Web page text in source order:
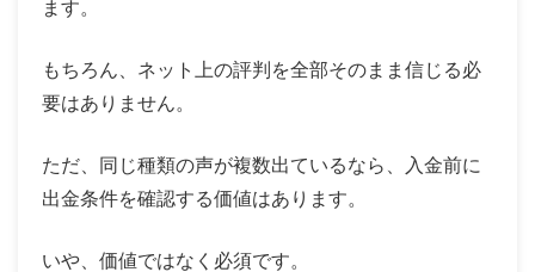
ます。
もちろん、ネット上の評判を全部そのまま信じる必
要はありません。
ただ、同じ種類の声が複数出ているなら、入金前に
出金条件を確認する価値はあります。
いや、価値ではなく必須です。